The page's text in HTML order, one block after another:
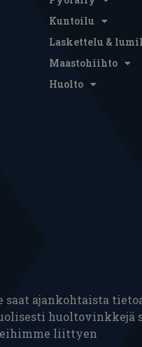
Kuntoilu
Laskettelu &
Maastohiihto
Huolto
ajankohtaista
huoltovinkkejä
liittyen